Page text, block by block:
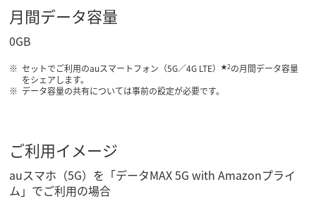
月間データ容量
0GB
セットでご利用のauスマートフォン（5G／4G LTE）★2の月間データ容量
をシェアします。
データ容量の共有については事前の設定が必要です。
ご利用イメージ
auスマホ（5G）を「データMAX 5G with Amazonプライ
ム」でご利用の場合